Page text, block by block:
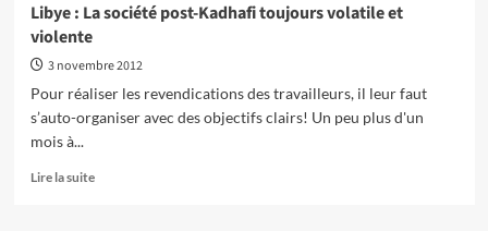
Libye : La société post-Kadhafi toujours volatile et
violente
3 novembre 2012
Pour réaliser les revendications des travailleurs, il leur faut
s’auto-organiser avec des objectifs clairs! Un peu plus d'un
mois à...
Lire la suiteEn